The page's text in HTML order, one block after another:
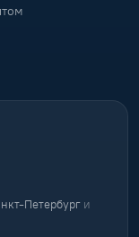
Петербург и